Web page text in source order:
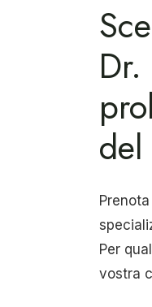
Per
vostra